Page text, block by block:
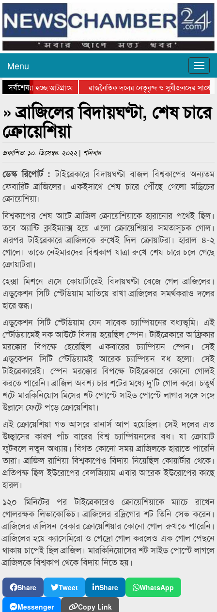
Menu
সর্বশেষ
যাওয়া হচ্ছে আটগ্রামে
রাজনৈতিক দলের নেতৃবৃন্দ ও সুধীজনদের সাথে
পুরস্কার বিতরণ সম্পন্ন
সিলেটে বাংলাদেশ গ্রুপ থিয়েটার ফেডারেশানের
» ব্রাজিলের বিদায়ঘণ্টা, শেষ চারে
ক্রোয়েশিয়া
প্রকাশিত: ১০. ডিসেম্বর. ২০২২ | শনিবার
ডেস্ক রিপোর্ট : টাইব্রেকারে বিদায়ঘণ্টা বাজল বিশ্বকাপের অন্যতম
ফেবারিট ব্রাজিলের। একইসাথে শেষ চারে পৌঁছে গেলো মড্রিচের
ক্রোয়েশিয়া।
বিশ্বকাপের শেষ আটে ব্রাজিল ক্রোয়েশিয়াকে হারানোর পথেই ছিল।
তবে অ্যান্টি ক্লাইম্যাক্স হয়ে এলো ক্রোয়েশিয়ার সমতাসূচক গোল।
এরপর টাইব্রেকারে ব্রাজিলকে রুখেই দিল ক্রোয়াটরা। হারাল ৪-২
গোলে। তাতে নেইমারদের বিশ্বকাপ যাত্রা রুখে শেষ চারে চলে গেছে
ক্রোয়াটরা।
হেক্সা মিশনে এসে কোয়ার্টারেই বিদায়ঘণ্টা বেজে গেল ব্রাজিলের।
এডুকেশন সিটি স্টেডিয়াম মাতিয়ে রাখা ব্রাজিলের সমর্থকরাও দলের
হারে স্তব্ধ।
এডুকেশন সিটি স্টেডিয়াম যেন সাবেক চ্যাম্পিয়নের বধ্যভূমি। এই
স্টেডিয়ামেই নক আউটে বিদায় হয়েছিল স্পেন। টাইব্রেকারে আফ্রিকার
মরক্কোর বিপক্ষে হেরেছিল একবারের চ্যাম্পিয়ন স্পেন। সেই
এডুকেশন সিটি স্টেডিয়ামই আরেক চ্যাম্পিয়ন বধ হলো। সেই
টাইব্রেকারেই। স্পেন মরক্কোর বিপক্ষে টাইব্রেকারে কোনো গোলই
করতে পারেনি। ব্রাজিল অবশ্য চার শটের মধ্যে দু’টি গোল করে। চতুর্থ
শটে মারকিনিয়োস মিসের শট পোস্টে সাইড পোস্টে লাগার সঙ্গে সঙ্গে
উল্লাসে ফেটে পড়ে ক্রোয়েশিয়া।
এই ক্রোয়েশিয়া গত আসরে রানার্স আপ হয়েছিল। সেই দলের এত
উচ্ছ্বাসের কারণ পাঁচ বারের বিশ্ব চ্যাম্পিয়নদের বধ। যা ক্রোয়াট
ফুটবলে নতুন অধ্যায়। বিগত কোনো সময় ব্রাজিলকে হারাতে পারেনি
তারা। ব্রাজিল রাশিয়া বিশ্বকাপেও বিদায় নিয়েছিল কোয়ার্টার থেকে।
প্রতিপক্ষ ছিল ইউরোপের বেলজিয়াম এবার আরেক ইউরোপের কাছে
হারল।
১২০ মিনিটের পর টাইব্রেকারেও ক্রোয়েশিয়াকে ম্যাচে রাখেন
গোলরক্ষক লিভাকোভিচ। ব্রাজিলের রদ্রিগোর শট তিনি সেভ করেন।
ব্রাজিলের এলিসন বেকার ক্রোয়েশিয়ার কোনো গোল রুখতে পারেনি।
ব্রাজিলের হয়ে ক্যাসেমিরো ও পেদ্রো গোল করলেও এক গোল পেছনে
থাকায় চাপেই ছিল ব্রাজিল। মারকিনিয়োসের শট সাইড পোস্টে লাগলে
ব্রাজিলকে বিশ্বকাপ থেকে বিদায় নিতে হয়।
Share Tweet Share
WhatsApp
Messenger
Copy Link